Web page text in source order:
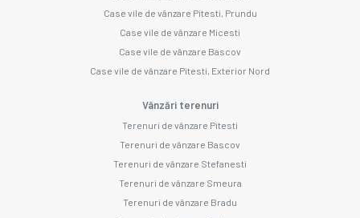
Case vile de vânzare Pitesti, Prundu
Case vile de vânzare Micesti
Case vile de vânzare Bascov
Case vile de vânzare Pitesti, Exterior Nord
Vânzări terenuri
Terenuri de vânzare Pitesti
Terenuri de vânzare Bascov
Terenuri de vânzare Stefanesti
Terenuri de vânzare Smeura
Terenuri de vânzare Bradu